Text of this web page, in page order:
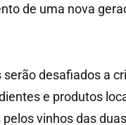
de uma nova
serão desafiados a
e produtos
vinhos das